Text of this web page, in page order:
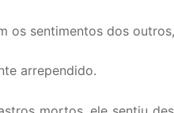
sentimentos dos
arrependido.